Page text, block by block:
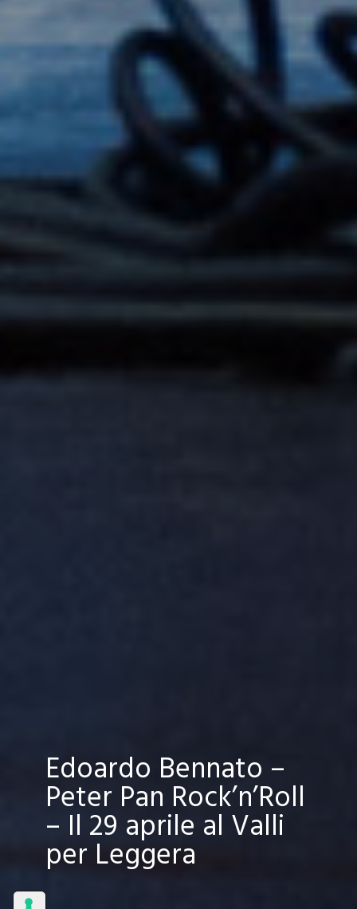
Edoardo Bennato –
Peter Pan Rock’n’Roll
– Il 29 aprile al Valli
per Leggera